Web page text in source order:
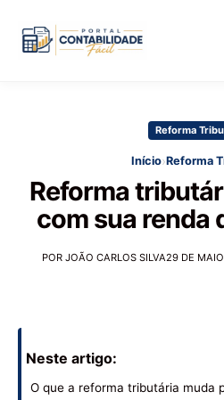
principal
Reforma
Início›Reforma
Reforma
com sua renda
POR JOÃO CARLOS SILVA29 DE
Neste artigo:
O que a reforma tributária muda